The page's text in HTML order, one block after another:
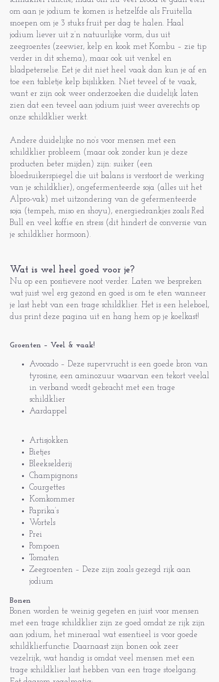
om aan je jodium te komen is hetzelfde als Fruitella
snoepen om je 3 stuks fruit per dag te halen. Haal
jodium liever uit z’n natuurlijke vorm, dus uit
zeegroentes (zeewier, kelp en kook met Kombu – zie tip
verder in dit schema), maar ook uit venkel en
bladpeterselie. Eet je dit niet heel vaak dan kun je af en
toe een tabletje kelp bijslikken. Niet teveel of te vaak,
want er zijn ook weer onderzoeken die duidelijk laten
zien dat een teveel aan jodium juist weer averechts op
onze schildklier werkt.
Andere duidelijke no no’s voor mensen met een
schildklier probleem (maar ook zonder kun je deze
producten beter mijden) zijn: suiker (een
bloedsuikerspiegel die uit balans is verstoort de werking
van je schildklier), ongefermenteerde soja (alles uit het
Alpro-vak) met uitzondering van de gefermenteerde
soja (tempeh, miso en shoyu), energiedrankjes zoals Red
Bull en veel koffie en stress (dit hindert de conversie van
je schildklier hormoon).
Wat is wel heel goed voor je?
Nu op een positievere noot verder. Laten we bespreken
wat juist wel erg gezond en goed is om te eten wanneer
je last hebt van een trage schildklier. Het is een heleboel,
dus print deze pagina uit en hang hem op je koelkast!
Groenten – Veel & vaak!
Avocado – Deze supervrucht is een goede bron van
tyrosine, een aminozuur waarvan een tekort veelal
in verband wordt gebracht met een trage
schildklier
Aardappel
Artisjokken
Bietjes
Bleekselderij
Champignons
Courgettes
Komkommer
Paprika’s
Wortels
Prei
Pompoen
Tomaten
Zeegroenten – Deze zijn zoals gezegd rijk aan
jodium
Bonen
Bonen worden te weinig gegeten en juist voor mensen
met een trage schildklier zijn ze goed omdat ze rijk zijn
aan jodium, het mineraal wat essentieel is voor goede
schildklierfunctie. Daarnaast zijn bonen ook zeer
vezelrijk, wat handig is omdat veel mensen met een
trage schildklier last hebben van een trage stoelgang.